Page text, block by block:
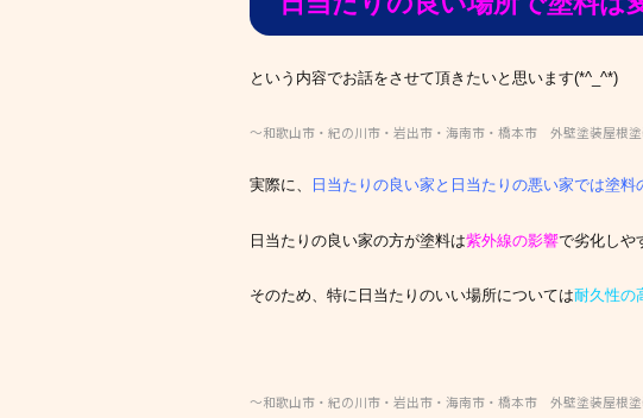
という内容でお話をさせて頂きたいと思います(*^_^*)
～和歌山市・紀の川市・岩出市・海南市・橋本市 外壁塗装屋根
実際に、 日当たりの良い家と日当たりの悪い家では塗料
日当たりの良い家の方が塗料は紫外線の影響で劣化し
そのため、特に日当たりのいい場所については耐久性の
～和歌山市・紀の川市・岩出市・海南市・橋本市 外壁塗装屋根